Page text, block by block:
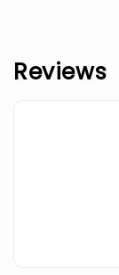
Reviews